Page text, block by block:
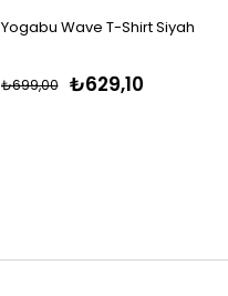
Yogabu Wave T-Shirt Siyah
₺629,10
₺699,00